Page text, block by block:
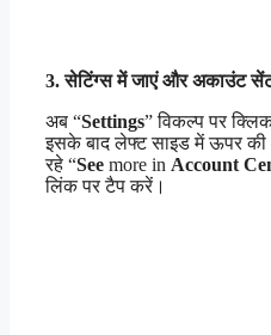
3. सेटिंग्स में जाएं और अकाउंट
अब “Settings” विकल्प पर
इसके बाद लेफ्ट साइड में ऊपर
रहे “See more in Account
लिंक पर टैप करें।